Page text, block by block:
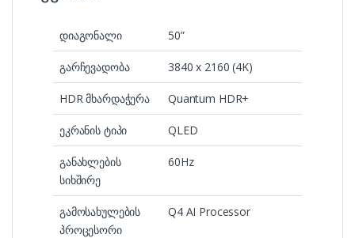
დიაგონალი 50”
გარჩევადობა 3840 x 2160 (4K)
HDR მხარდაჭერა Quantum HDR+
ეკრანის ტიპი QLED
განახლების
სიხშირე
60Hz
გამოსახულების
პროცესორი
Q4 AI Processor